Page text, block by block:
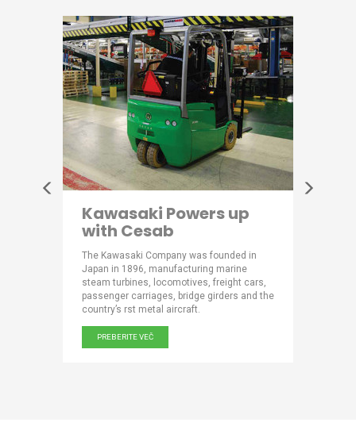
Kawasaki Powers up
with Cesab
The Kawasaki Company was founded in
Japan in 1896, manufacturing marine
steam turbines, locomotives, freight cars,
passenger carriages, bridge girders and the
country’s rst metal aircraft.
PREBERITE VEČ